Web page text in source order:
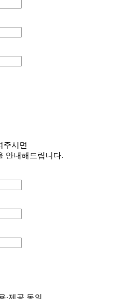
주시면
안내해드립니다.
·제공 동의